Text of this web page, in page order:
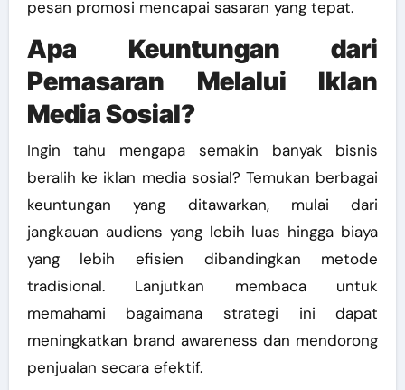
pesan promosi mencapai sasaran yang tepat.
Apa Keuntungan dari
Pemasaran Melalui Iklan
Media Sosial?
Ingin tahu mengapa semakin banyak bisnis
beralih ke iklan media sosial? Temukan berbagai
keuntungan yang ditawarkan, mulai dari
jangkauan audiens yang lebih luas hingga biaya
yang lebih efisien dibandingkan metode
tradisional. Lanjutkan membaca untuk
memahami bagaimana strategi ini dapat
meningkatkan brand awareness dan mendorong
penjualan secara efektif.